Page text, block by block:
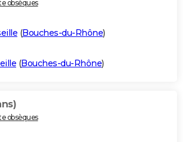
obsèques
(Bouches-du-Rhône)
(Bouches-du-Rhône)
obsèques